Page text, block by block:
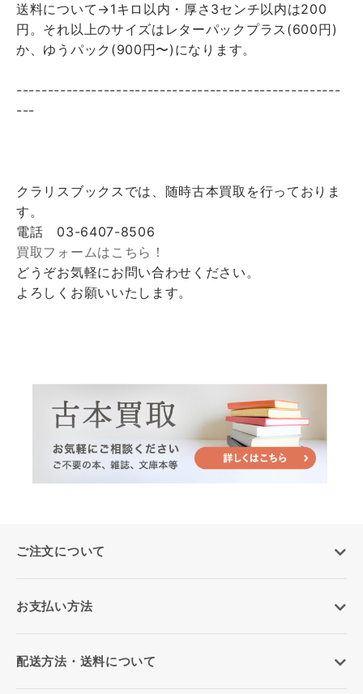
送料について→1キロ以内・厚さ3センチ以内は200
円。それ以上のサイズはレターパックプラス(600円)
か、ゆうパック(900円〜)になります。
----------------------------------------------------
---
クラリスブックスでは、随時古本買取を行っておりま
す。
電話 03-6407-8506
買取フォームはこちら！
どうぞお気軽にお問い合わせください。
よろしくお願いいたします。
ご注文について
お支払い方法
配送方法・送料について